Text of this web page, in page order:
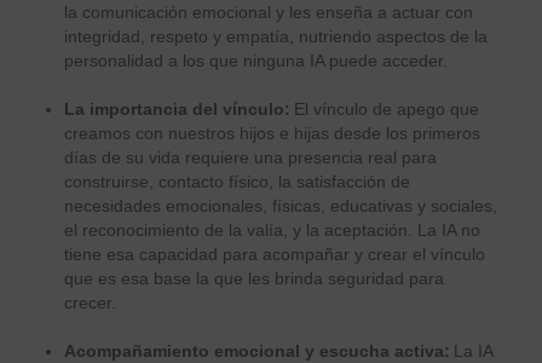
la comunicación emocional y les enseña a actuar con
integridad, respeto y empatía, nutriendo aspectos de la
personalidad a los que ninguna IA puede acceder.
La importancia del vínculo: El vínculo de apego que
creamos con nuestros hijos e hijas desde los primeros
días de su vida requiere una presencia real para
construirse, contacto físico, la satisfacción de
necesidades emocionales, físicas, educativas y sociales,
el reconocimiento de la valía, y la aceptación. La IA no
tiene esa capacidad para acompañar y crear el vínculo
que es esa base la que les brinda seguridad para
crecer.
Acompañamiento emocional y escucha activa: La IA